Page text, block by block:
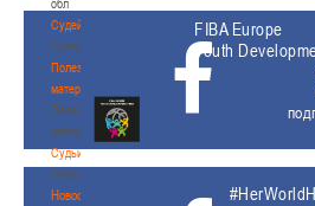
обл
Судейство
Судейство
Полезные
материалы
Полезные
материалы
Судьи
Судьи
Новости
FIBA Europe
Youth